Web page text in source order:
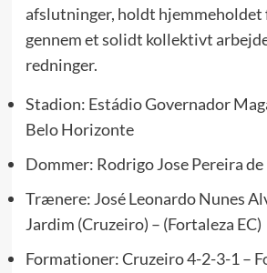
afslutninger, holdt
gennem et solidt kollektivt
redninger.
Stadion: Estádio Governador
Belo Horizonte
Dommer: Rodrigo Jose Pereira
Trænere: José Leonardo Nunes
Jardim (Cruzeiro) – (Fortaleza EC)
Formationer: Cruzeiro 4-2-3-1 –